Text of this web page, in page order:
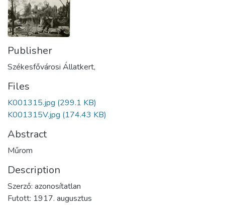
About us
Publisher
Székesfővárosi Állatkert,
Files
K001315.jpg (299.1 KB)
K001315V.jpg (174.43 KB)
Abstract
Műrom
Description
Szerző: azonosítatlan
Futott: 1917. augusztus